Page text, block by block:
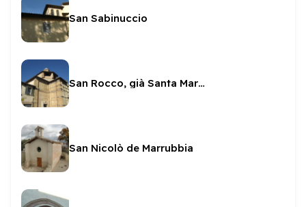
San Sabinuccio
San Rocco, già Santa Maria del Massaccio
San Nicolò de Marrubbia